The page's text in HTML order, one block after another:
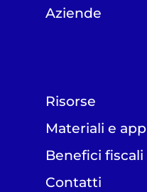
Aziende
Risorse
Materiali e
Benefici fiscali
Contatti